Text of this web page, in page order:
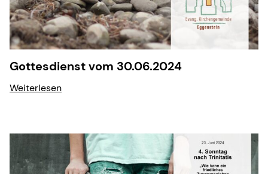
Gottesdienst vom 30.06.2024
Weiterlesen